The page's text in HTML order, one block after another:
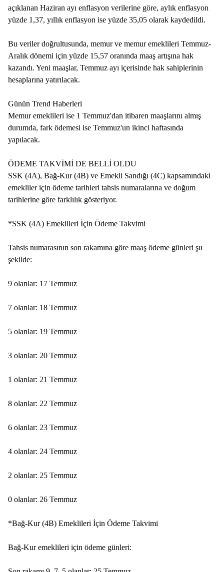
açıklanan Haziran ayı enflasyon verilerine göre, aylık enflasyon
yüzde 1,37, yıllık enflasyon ise yüzde 35,05 olarak kaydedildi.
Bu veriler doğrultusunda, memur ve memur emeklileri Temmuz-
Aralık dönemi için yüzde 15,57 oranında maaş artışına hak
kazandı. Yeni maaşlar, Temmuz ayı içerisinde hak sahiplerinin
hesaplarına yatırılacak.
Günün Trend Haberleri
Memur emeklileri ise 1 Temmuz'dan itibaren maaşlarını almış
durumda, fark ödemesi ise Temmuz'un ikinci haftasında
yapılacak.
ÖDEME TAKVİMİ DE BELLİ OLDU
SSK (4A), Bağ-Kur (4B) ve Emekli Sandığı (4C) kapsamındaki
emekliler için ödeme tarihleri tahsis numaralarına ve doğum
tarihlerine göre farklılık gösteriyor.
*SSK (4A) Emeklileri İçin Ödeme Takvimi
Tahsis numarasının son rakamına göre maaş ödeme günleri şu
şekilde:
9 olanlar: 17 Temmuz
7 olanlar: 18 Temmuz
5 olanlar: 19 Temmuz
3 olanlar: 20 Temmuz
1 olanlar: 21 Temmuz
8 olanlar: 22 Temmuz
6 olanlar: 23 Temmuz
4 olanlar: 24 Temmuz
2 olanlar: 25 Temmuz
0 olanlar: 26 Temmuz
*Bağ-Kur (4B) Emeklileri İçin Ödeme Takvimi
Bağ-Kur emeklileri için ödeme günleri: